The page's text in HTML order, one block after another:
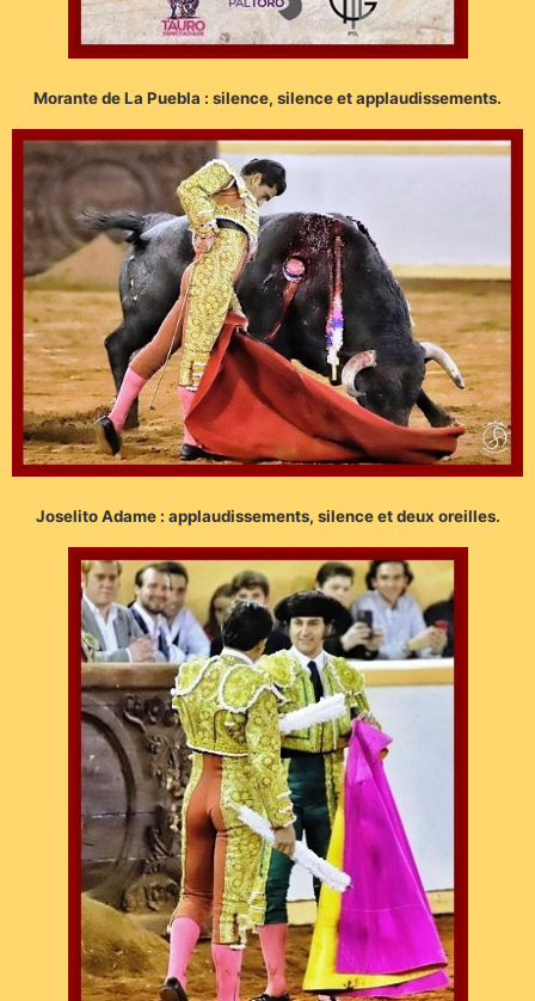
Morante de La Puebla : silence, silence et applaudissements.
Joselito Adame : applaudissements, silence et deux oreilles.